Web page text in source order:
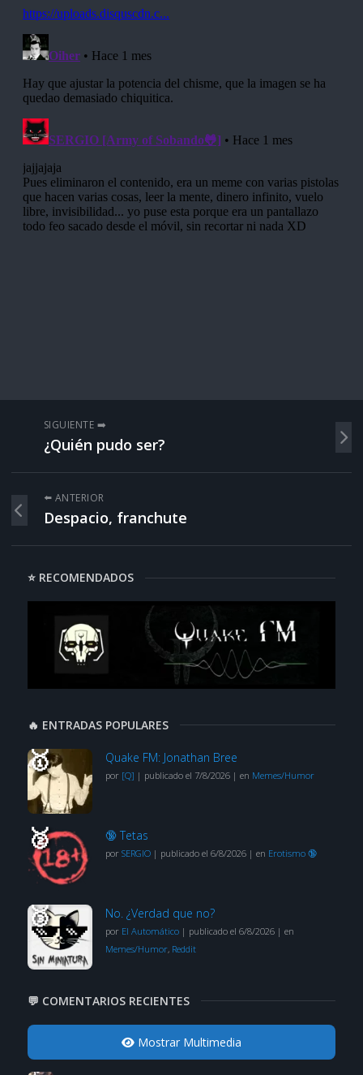
SIGUIENTE ➡️
¿Quién pudo ser?
⬅️ ANTERIOR
Despacio, franchute
⭐ RECOMENDADOS
🔥 ENTRADAS POPULARES
Quake FM: Jonathan Bree
por [Q] | publicado el 7/8/2026| en Memes/Humor
🔞 Tetas
por SERGIO| publicado el 6/8/2026| en Erotismo 🔞
No. ¿Verdad que no?
por El Automático| publicado el 6/8/2026| en
Memes/Humor, Reddit
💬 COMENTARIOS RECIENTES
Mostrar Multimedia